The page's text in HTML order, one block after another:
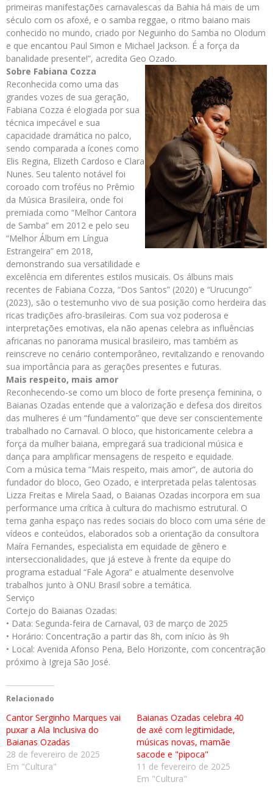
primeiras manifestações carnavalescas da Bahia há mais de um
século com os afoxé, e o samba reggae, o ritmo baiano mais
conhecido no mundo, criado por Neguinho do Samba no Olodum
e que encantou Paul Simon e Michael Jackson. É a força da
banalidade presente!”, acredita Geo Ozado.
Sobre Fabiana Cozza
Reconhecida como uma das
grandes vozes de sua geração,
Fabiana Cozza é elogiada por sua
técnica impecável e sua
capacidade dramática no palco,
sendo comparada a ícones como
Elis Regina, Elizeth Cardoso e Clara
Nunes. Seu talento notável foi
coroado com troféus no Prêmio
da Música Brasileira, onde foi
premiada como “Melhor Cantora
de Samba” em 2012 e pelo seu
“Melhor Álbum em Língua
Estrangeira” em 2018,
demonstrando sua versatilidade e
excelência em diferentes estilos musicais. Os álbuns mais
recentes de Fabiana Cozza, “Dos Santos” (2020) e “Urucungo”
(2023), são o testemunho vivo de sua posição como herdeira das
ricas tradições afro-brasileiras. Com sua voz poderosa e
interpretações emotivas, ela não apenas celebra as influências
africanas no panorama musical brasileiro, mas também as
reinscreve no cenário contemporâneo, revitalizando e renovando
sua importância para as gerações presentes e futuras.
Mais respeito, mais amor
Reconhecendo-se como um bloco de forte presença feminina, o
Baianas Ozadas entende que a valorização e defesa dos direitos
das mulheres é um “fundamento” que deve ser conscientemente
trabalhado no Carnaval. O bloco, que historicamente celebra a
força da mulher baiana, empregará sua tradicional música e
dança para amplificar mensagens de respeito e equidade.
Com a música tema “Mais respeito, mais amor”, de autoria do
fundador do bloco, Geo Ozado, e interpretada pelas talentosas
Lizza Freitas e Mirela Saad, o Baianas Ozadas incorpora em sua
performance uma crítica à cultura do machismo estrutural. O
tema ganha espaço nas redes sociais do bloco com uma série de
vídeos e conteúdos, elaborados sob a orientação da consultora
Maíra Fernandes, especialista em equidade de gênero e
interseccionalidades, que já esteve à frente da equipe do
programa estadual “Fale Agora” e atualmente desenvolve
trabalhos junto à ONU Brasil sobre a temática.
Serviço
Cortejo do Baianas Ozadas:
• Data: Segunda-feira de Carnaval, 03 de março de 2025
• Horário: Concentração a partir das 8h, com início às 9h
• Local: Avenida Afonso Pena, Belo Horizonte, com concentração
próximo à Igreja São José.
Relacionado
Cantor Serginho Marques vai
puxar a Ala Inclusiva do
Baianas Ozadas
28 de fevereiro de 2025
Em "Cultura"
Baianas Ozadas celebra 40
de axé com legitimidade,
músicas novas, mamãe
sacode e "pipoca"
11 de fevereiro de 2025
Em "Cultura"